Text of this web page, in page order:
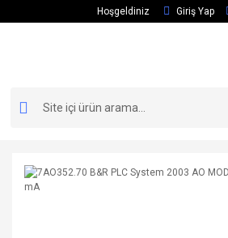
Hoşgeldiniz Giriş Yap